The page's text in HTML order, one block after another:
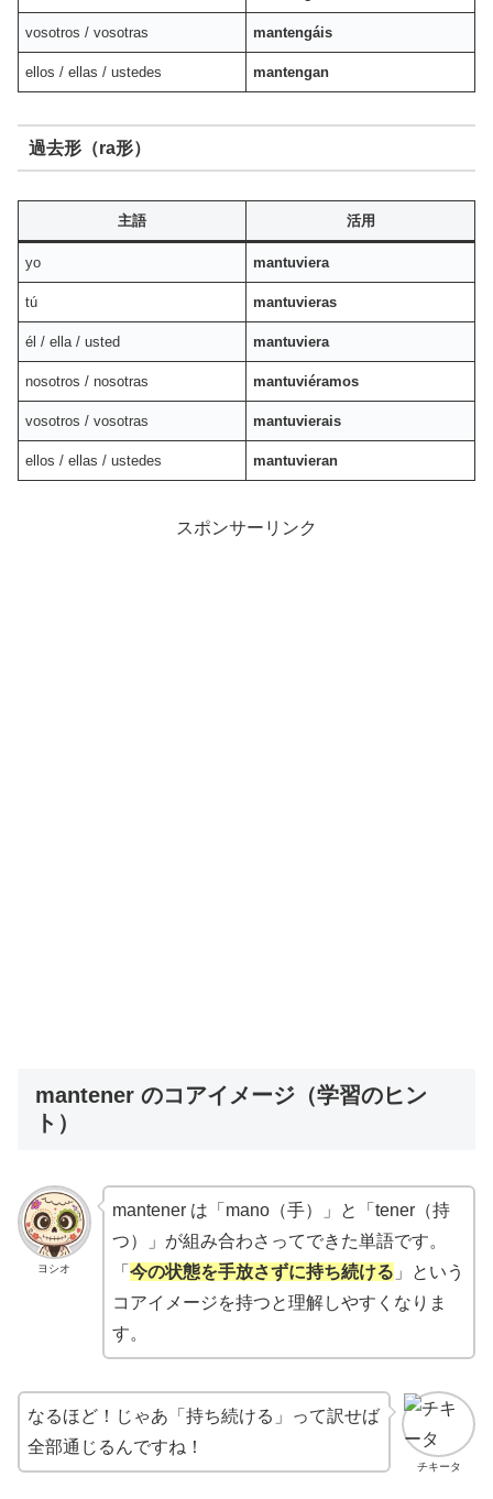
vosotros / vosotras mantengáis
ellos / ellas / ustedes mantengan
過去形（ra形）
主語 活用
yo mantuviera
tú mantuvieras
él / ella / usted mantuviera
nosotros / nosotras mantuviéramos
vosotros / vosotras mantuvierais
ellos / ellas / ustedes mantuvieran
スポンサーリンク
mantener のコアイメージ（学習のヒン
ト）
ヨシオ
mantener は「mano（手）」と「tener（持
つ）」が組み合わさってできた単語です。
「 今の状態を手放さずに持ち続ける 」という
コアイメージを持つと理解しやすくなりま
す。
チキータ
なるほど！じゃあ「持ち続ける」って訳せば
全部通じるんですね！